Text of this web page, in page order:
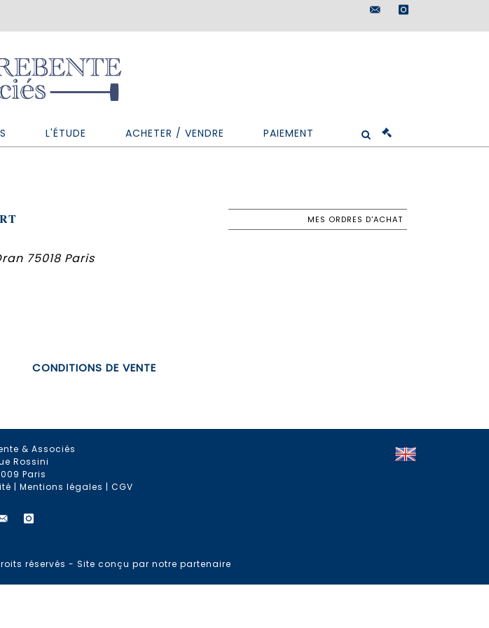
instagram
L'ÉTUDE ACHETER / VENDRE PAIEMENT
75018 Paris
MES ORDRES D'ACHAT
CONDITIONS DE VENTE
& Associés
Rossini
Paris
|Mentions légales |CGV
réservés - Site conçu par notre partenaire